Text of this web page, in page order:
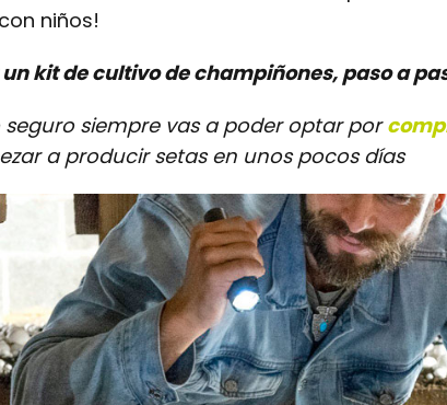
niños!
kit de cultivo de champiñones, paso a
seguro siempre vas a poder optar por
a producir setas en unos pocos días